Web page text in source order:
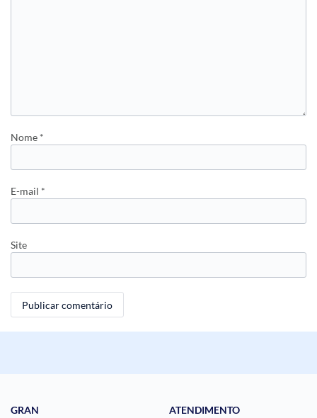
Nome *
E-mail *
Site
GRAN
ATENDIMENTO